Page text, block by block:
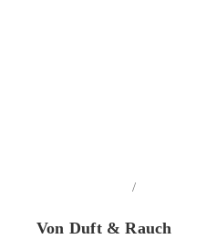
/
Von Duft & Rauch